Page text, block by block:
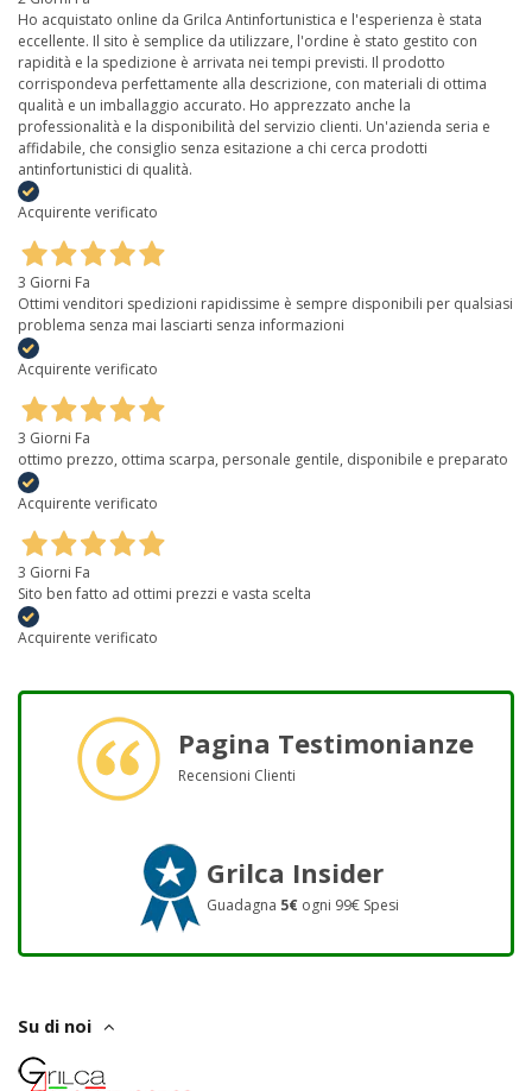
Ho acquistato online da Grilca Antinfortunistica e l'esperienza è stata
eccellente. Il sito è semplice da utilizzare, l'ordine è stato gestito con
rapidità e la spedizione è arrivata nei tempi previsti. Il prodotto
corrispondeva perfettamente alla descrizione, con materiali di ottima
qualità e un imballaggio accurato. Ho apprezzato anche la
professionalità e la disponibilità del servizio clienti. Un'azienda seria e
affidabile, che consiglio senza esitazione a chi cerca prodotti
antinfortunistici di qualità.
Acquirente verificato
3 Giorni Fa
Ottimi venditori spedizioni rapidissime è sempre disponibili per qualsiasi
problema senza mai lasciarti senza informazioni
Acquirente verificato
3 Giorni Fa
ottimo prezzo, ottima scarpa, personale gentile, disponibile e preparato
Acquirente verificato
3 Giorni Fa
Sito ben fatto ad ottimi prezzi e vasta scelta
Acquirente verificato
Pagina Testimonianze
Recensioni Clienti
Grilca Insider
Guadagna 5€ ogni 99€ Spesi
Su di noi